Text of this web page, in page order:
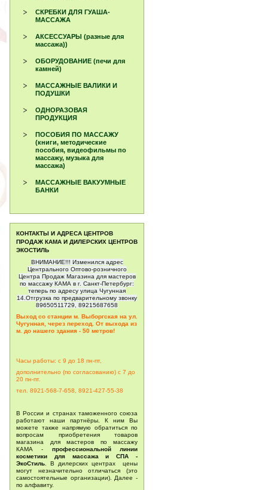
СКРЕБКИ ДЛЯ ГУАША-
МАССАЖА
АКСЕССУАРЫ (разные для
массажа))
ОБОРУДОВАНИЕ (печи для
камней)
МАССАЖНЫЕ ВАЛИКИ И
ПОДУШКИ
ОДНОРАЗОВАЯ
ПРОДУКЦИЯ
ПОСОБИЯ ПО МАССАЖУ
(книги, методические
пособия, видеофильмы по
массажу, музыка для
массажа)
МАССАЖНЫЕ ВАКУУМНЫЕ
БАНКИ
КОНТАКТЫ И АДРЕСА ЦЕНТРОВ
ПРОДАЖ КАМА И ДИЛЕРСКИХ ЦЕНТРОВ
ЭКОСТИЛЬ
ВНИМАНИЕ!!! Изменился адрес
Центрального Оптово-розничного
Центра Продаж Магазина для мастеров
по массажу КАМА в г. Санкт-Петербург:
теперь по адресу улица Чугунная
14.Отгрузка по предварительному звонку
89650511729, 89215687658
Выход со станции м. Выборгская на ул.
Чугунная, через переход. От выхода из
м. до нашего здания - 50 метров!
Часы работы: с 9 до 18 пн-пт,
дополнительно (по согласованию) с 7 до
20 пн-пт.
тел. 8921-568-7-658, 8921-427-55-38
В России и странах таможенного союза
работают наши партнёры. К ним Вы
можете также напрямую обратиться по
вопросам приобретения товаров
магазина для мастеров по массажу
КАМА - профессиональной линии
косметики для массажа и СПА -
ЭкоСтиль . В дилерских центрах цены
могут незначительно отличаться (это
самостоятельные организации). Далее -
по алфавиту.